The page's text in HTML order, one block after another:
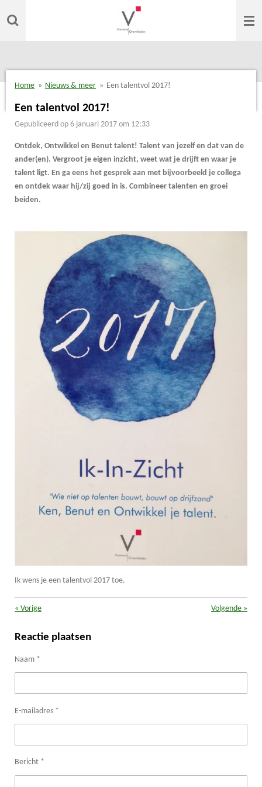
direct
Home » Nieuws & meer » Een talentvol 2017!
Een talentvol 2017!
Gepubliceerd op 6 januari 2017 om 12:33
Ontdek, Ontwikkel en Benut talent! Talent van jezelf en dat van de
ander(en). Vergroot je eigen inzicht, weet wat je drijft en waar je
talent ligt. En ga eens het gesprek aan met bijvoorbeeld je collega
en ontdek waar hij/zij goed in is. Combineer talenten en groei
beiden.
Ik wens je een talentvol 2017 toe.
« Vorige Volgende »
Reactie plaatsen
Naam *
E-mailadres *
Bericht *